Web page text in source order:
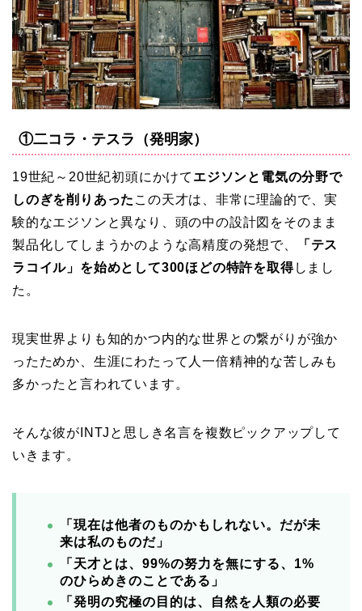
①二コラ・テスラ（発明家）
19世紀～20世紀初頭にかけて エジソンと電気の分野で
しのぎを削りあった この天才は、非常に理論的で、実
験的なエジソンと異なり、頭の中の設計図をそのまま
製品化してしまうかのような高精度の発想で、
「テス
ラコイル」を始めとして300ほどの特許を取得しまし
た。
現実世界よりも知的かつ内的な世界との繋がりが強か
ったためか、生涯にわたって人一倍精神的な苦しみも
多かったと言われています。
そんな彼がINTJと思しき名言を複数ピックアップして
いきます。
「現在は他者のものかもしれない。だが未
来は私のものだ」
「天才とは、99%の努力を無にする、1%
のひらめきのことである」
「発明の究極の目的は、自然を人類の必要